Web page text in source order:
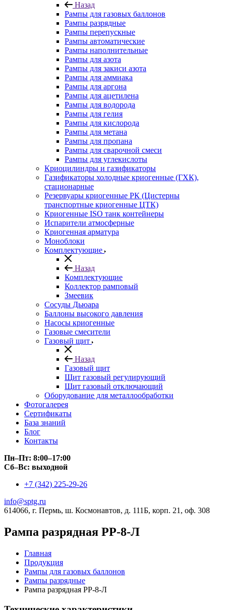
Назад
Рампы для газовых баллонов
Рампы разрядные
Рампы перепускные
Рампы автоматические
Рампы наполнительные
Рампы для азота
Рампы для закиси азота
Рампы для аммиака
Рампы для аргона
Рампы для ацетилена
Рампы для водорода
Рампы для гелия
Рампы для кислорода
Рампы для метана
Рампы для пропана
Рампы для сварочной смеси
Рампы для углекислоты
Криоцилиндры и газификаторы
Газификаторы холодные криогенные (ГХК),
стационарные
Резервуары криогенные РК (Цистерны
транспортные криогенные ЦТК)
Криогенные ISO танк контейнеры
Испарители атмосферные
Криогенная арматура
Моноблоки
Комплектующие
Назад
Комплектующие
Коллектор рамповый
Змеевик
Сосуды Дьюара
Баллоны высокого давления
Насосы криогенные
Газовые смесители
Газовый щит
Назад
Газовый щит
Щит газовый регулирующий
Щит газовый отключающий
Оборудование для металлообработки
Фотогалерея
Сертификаты
База знаний
Блог
Контакты
Пн–Пт: 8:00–17:00
Сб–Вс: выходной
+7 (342) 225-29-26
info@sptg.ru
614066, г. Пермь, ш. Космонавтов, д. 111Б, корп. 21, оф. 308
Рампа разрядная РР-8-Л
Главная
Продукция
Рампы для газовых баллонов
Рампы разрядные
Рампа разрядная РР-8-Л